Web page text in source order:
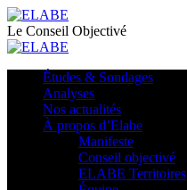
Le Conseil Objectivé
Études & Sondages
Analyses
Nos actualités
À propos d’Elabe
Manifeste
Conseil objectivé
ELABE Territoires